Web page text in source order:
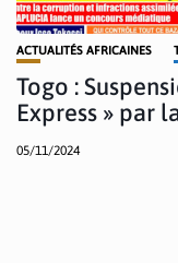
ACTUALITÉS AFRICAINES
Togo :
Express » par
05/11/2024